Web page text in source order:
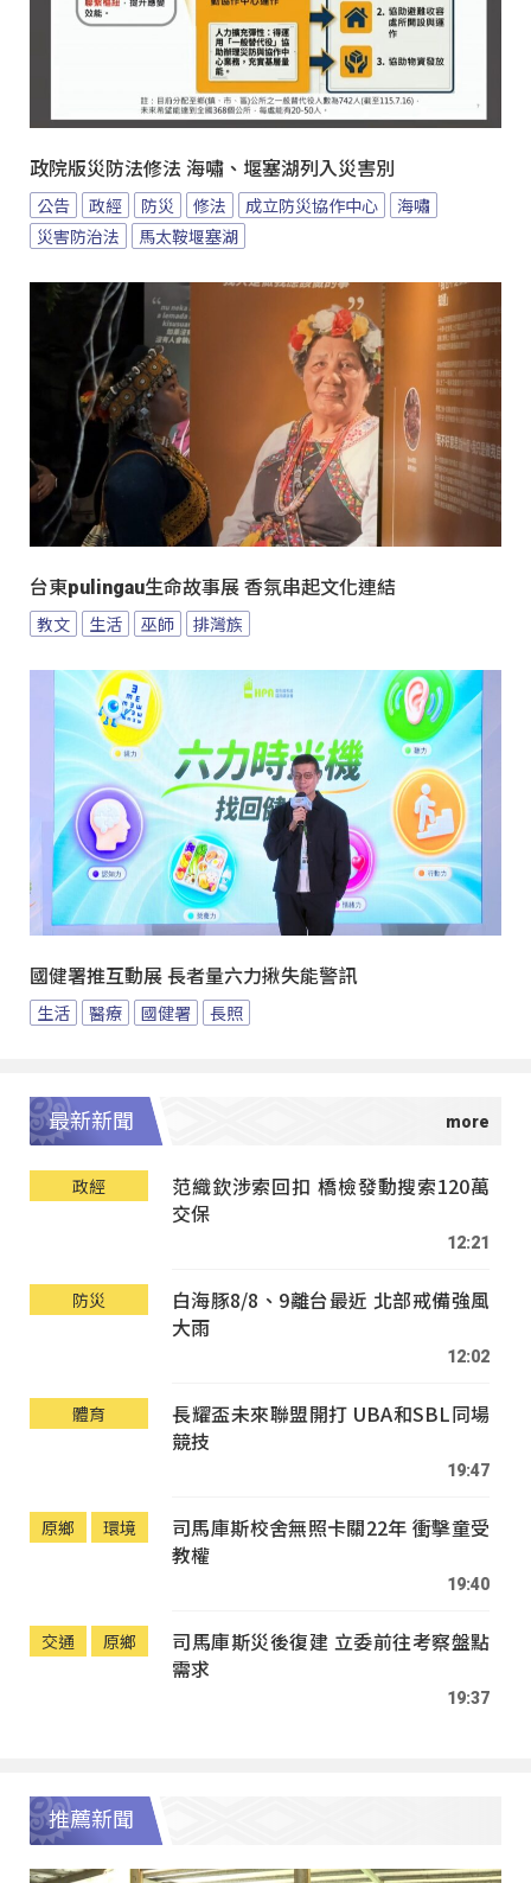
政院版災防法修法 海嘯、堰塞湖列入災害別
公告 政經 防災 修法 成立防災協作中心
海嘯
災害防治法
馬太鞍堰塞湖
台東pulingau生命故事展 香氛串起文化連結
教文 生活 巫師 排灣族
國健署推互動展 長者量六力揪失能警訊
生活 醫療 國健署 長照
最新新聞
政經
范織欽涉索回扣 橋檢發動搜索120萬
交保
12:21
防災
白海豚8/8、9離台最近 北部戒備強風
大雨
12:02
體育
長耀盃未來聯盟開打 UBA和SBL同場
競技
19:47
原鄉 環境
司馬庫斯校舍無照卡關22年 衝擊童受
教權
19:40
交通 原鄉
司馬庫斯災後復建 立委前往考察盤點
需求
19:37
推薦新聞